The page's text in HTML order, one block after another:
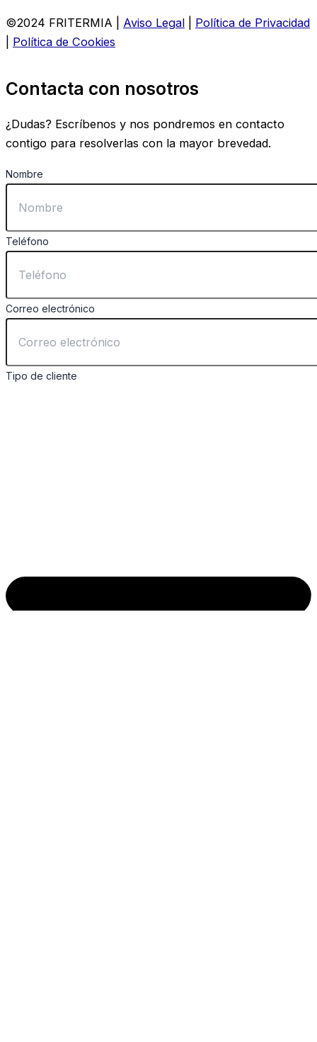
©2024 FRITERMIA | Aviso Legal
Política de Privacidad
Política de Cookies
Contacta con nosotros
¿Dudas? Escríbenos y nos pondremos en contacto
contigo para resolverlas con la mayor brevedad.
Nombre
Teléfono
Correo electrónico
Tipo de cliente